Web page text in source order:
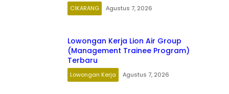
CIKARANG Agustus 7, 2026
Lowongan Kerja Lion Air Group
(Management Trainee Program)
Terbaru
Lowongan Kerja Agustus 7, 2026